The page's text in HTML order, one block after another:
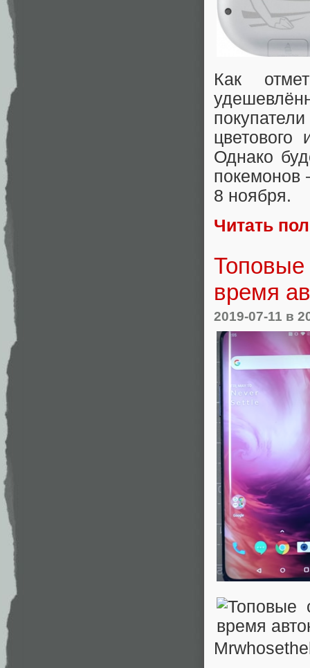
Как
Однако
покемонов
8 ноября.
Читать
Топовые
время
2019-07-11 в